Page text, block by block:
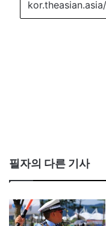
필자의 다른 기사